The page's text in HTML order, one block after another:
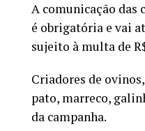
A comunicação das
é obrigatória e vai
sujeito à multa de
Criadores de
pato, marreco,
da campanha.